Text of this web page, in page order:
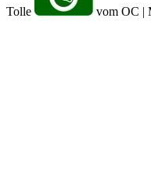
Tolle vom OC |